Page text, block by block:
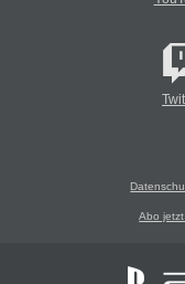
Abo